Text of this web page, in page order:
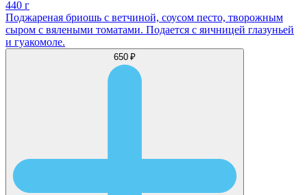
440 г
Поджареная бриошь с ветчиной, соусом песто, творожным
сыром с вялеными томатами. Подается с яичницей глазуньей
и гуакомоле.
650 ₽